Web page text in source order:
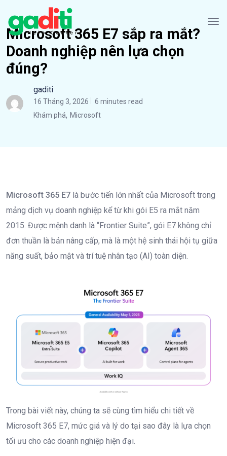
Microsoft 365 E7 sắp ra mắt?
Doanh nghiệp nên lựa chọn
đúng?
gaditi
16 Tháng 3, 2026
6 minutes read
Khám phá, Microsoft
Microsoft 365 E7 là bước tiến lớn nhất của Microsoft trong
mảng dịch vụ doanh nghiệp kể từ khi gói E5 ra mắt năm
2015. Được mệnh danh là “Frontier Suite”, gói E7 không chỉ
đơn thuần là bản nâng cấp, mà là một hệ sinh thái hội tụ giữa
năng suất, bảo mật và trí tuệ nhân tạo (AI) toàn diện.
Trong bài viết này, chúng ta sẽ cùng tìm hiểu chi tiết về
Microsoft 365 E7, mức giá và lý do tại sao đây là lựa chọn
tối ưu cho các doanh nghiệp hiện đại.